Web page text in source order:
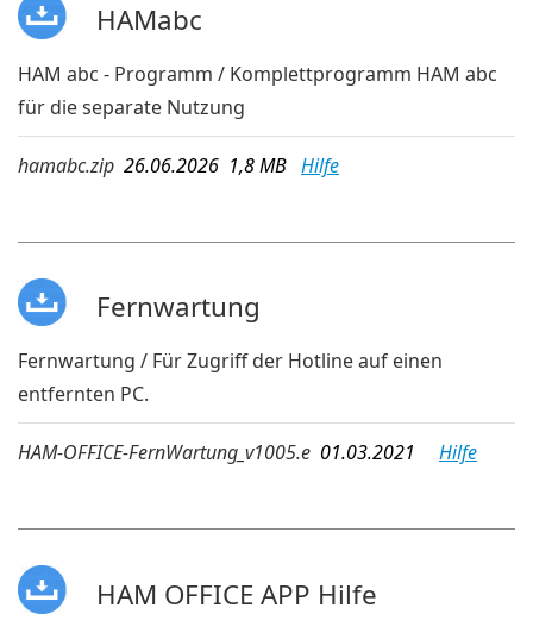
HAMabc
HAM abc - Programm / Komplettprogramm HAM abc
für die separate Nutzung
hamabc.zip 26.06.2026 1,8 MB Hilfe
Fernwartung
Fernwartung / Für Zugriff der Hotline auf einen
entfernten PC.
HAM-OFFICE-FernWartung_v1005.e 01.03.2021 Hilfe
HAM OFFICE APP Hilfe